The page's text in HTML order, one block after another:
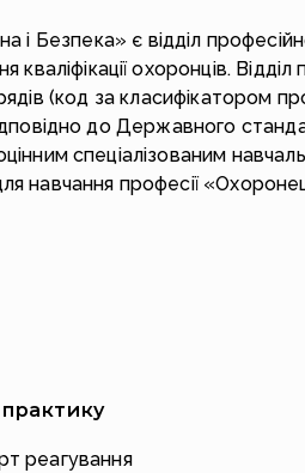
є відділ
кваліфікації охоронців.
(код за класифікатором
до Державного
спеціалізованим
навчання професії
реагування